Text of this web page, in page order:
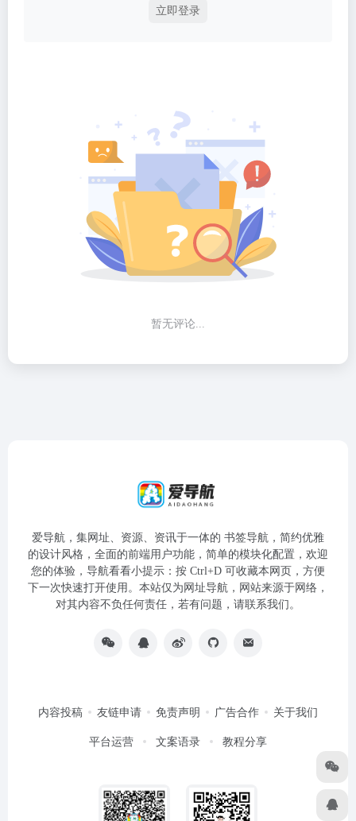
立即登录
暂无评论...
爱导航，集网址、资源、资讯于一体的 书签导航，简约优雅
的设计风格，全面的前端用户功能，简单的模块化配置，欢迎
您的体验，导航看看小提示：按 Ctrl+D 可收藏本网页，方便
下一次快速打开使用。本站仅为网址导航，网站来源于网络，
对其内容不负任何责任，若有问题，请联系我们。
内容投稿 友链申请 免责声明 广告合作 关于我们
平台运营 文案语录 教程分享